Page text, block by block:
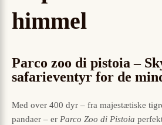
himmel
Parco zoo di pistoia –
safarieventyr for de
Med over 400 dyr – fra majestætiske
pandaer – er Parco Zoo di Pistoia